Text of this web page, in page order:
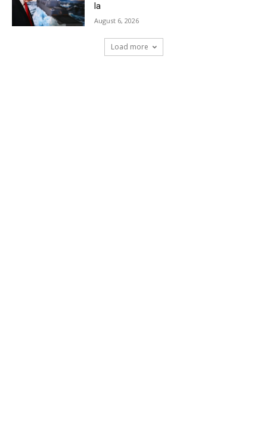
la
August 6, 2026
Load more